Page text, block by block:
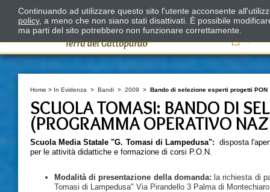
Il
Home > In Evidenza > Bandi > 2009 > Bando di selezione esperti progetti PON
SCUOLA TOMASI: BANDO DI
(PROGRAMMA OPERATIVO
Scuola Media Statale "G. Tomasi di Lampedusa": disposta
per le attività didattiche e formazione di corsi P.O.N.
Modalità di presentazione della domanda: la richiesta di
Tomasi di Lampedusa" Via Pirandello 3 Palma di
Continuando ad utilizzare questo sito l'utente acconsente
policy, a meno che non siano stati disattivati. È possibile
ma parti del sito potrebbero non funzionare correttamente.